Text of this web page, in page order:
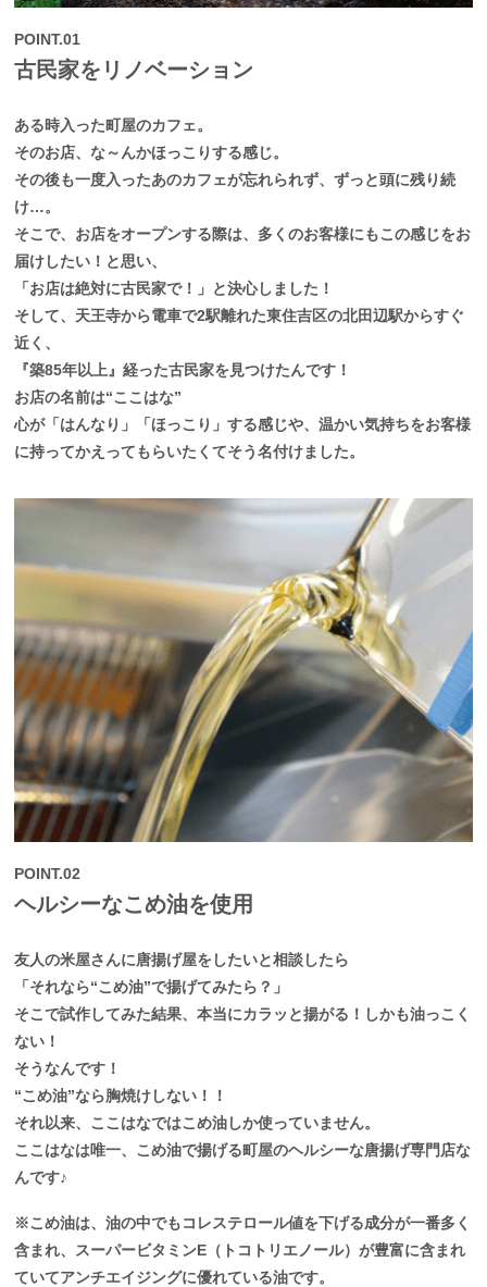
POINT.01
古民家をリノベーション
ある時入った町屋のカフェ。
そのお店、な～んかほっこりする感じ。
その後も一度入ったあのカフェが忘れられず、ずっと頭に残り続
け…。
そこで、お店をオープンする際は、多くのお客様にもこの感じをお
届けしたい！と思い、
「お店は絶対に古民家で！」と決心しました！
そして、天王寺から電車で2駅離れた東住吉区の北田辺駅からすぐ
近く、
『築85年以上』経った古民家を見つけたんです！
お店の名前は“ここはな”
心が「はんなり」「ほっこり」する感じや、温かい気持ちをお客様
に持ってかえってもらいたくてそう名付けました。
POINT.02
ヘルシーなこめ油を使用
友人の米屋さんに唐揚げ屋をしたいと相談したら
「それなら“こめ油”で揚げてみたら？」
そこで試作してみた結果、本当にカラッと揚がる！しかも油っこく
ない！
そうなんです！
“こめ油”なら胸焼けしない！！
それ以来、ここはなではこめ油しか使っていません。
ここはなは唯一、こめ油で揚げる町屋のヘルシーな唐揚げ専門店な
んです♪
※こめ油は、油の中でもコレステロール値を下げる成分が一番多く
含まれ、スーパービタミンE（トコトリエノール）が豊富に含まれ
ていてアンチエイジングに優れている油です。